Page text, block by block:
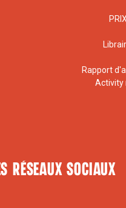
Rapport
Activity
réseaux sociaux